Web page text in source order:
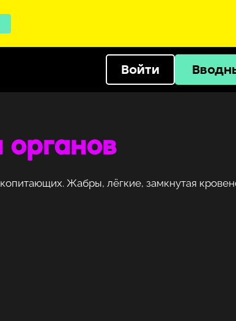
Войти
органов
Жабры, лёгкие, замкнутая